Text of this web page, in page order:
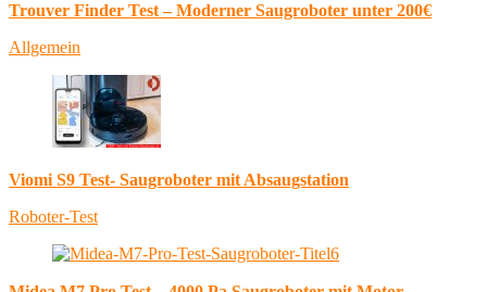
Trouver Finder Test – Moderner Saugroboter unter 200€
Allgemein
Viomi S9 Test- Saugroboter mit Absaugstation
Roboter-Test